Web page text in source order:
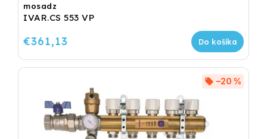
mosadz
IVAR.CS 553 VP
€361,13 Do košíka
–20 %